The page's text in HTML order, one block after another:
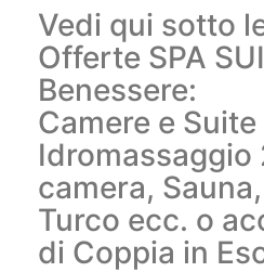
Vedi qui sotto
Offerte SPA
Benessere:
Camere e
Idromassaggio
camera,
Turco ecc. o
di Coppia in